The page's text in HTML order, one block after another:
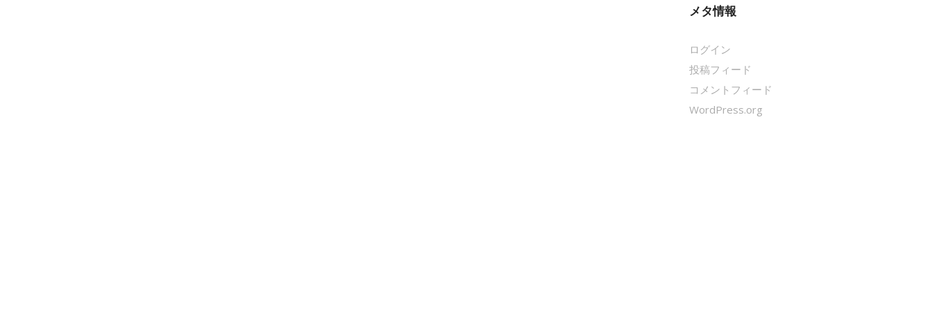
メタ情報
ログイン
投稿フィード
コメントフィード
WordPress.org